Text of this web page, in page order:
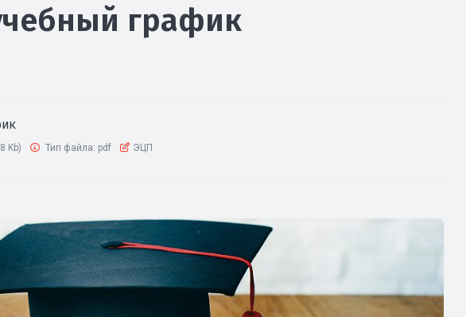
график
Kb) Тип файла: pdf ЭЦП